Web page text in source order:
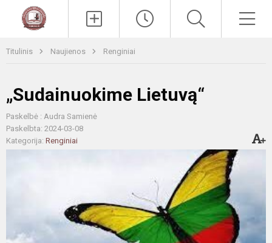
Titulinis Naujienos Renginiai
„Sudainuokime Lietuvą“
Paskelbė : Audra Samienė
Paskelbta: 2024-03-08
Kategorija: Renginiai